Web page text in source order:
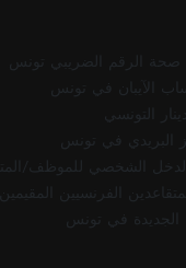
صحة الرقم الضريبي تونس
الآيبان في تونس
التونسي
البريدي في تونس
الشخصي للموظف/
الفرنسيين
الجديدة في تونس